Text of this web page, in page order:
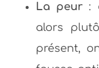
La peur :
alors
présent,